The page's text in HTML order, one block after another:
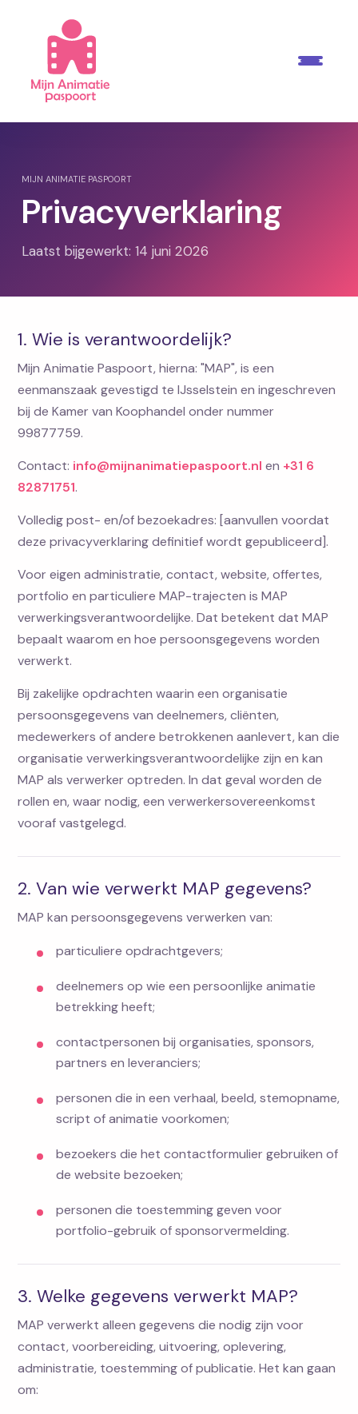
MIJN ANIMATIE PASPOORT
Privacyverklaring
Laatst bijgewerkt: 14 juni 2026
1. Wie is verantwoordelijk?
Mijn Animatie Paspoort, hierna: "MAP", is een
eenmanszaak gevestigd te IJsselstein en ingeschreven
bij de Kamer van Koophandel onder nummer
99877759.
Contact: info@mijnanimatiepaspoort.nl en +31 6
82871751.
Volledig post- en/of bezoekadres: [aanvullen voordat
deze privacyverklaring definitief wordt gepubliceerd].
Voor eigen administratie, contact, website, offertes,
portfolio en particuliere MAP-trajecten is MAP
verwerkingsverantwoordelijke. Dat betekent dat MAP
bepaalt waarom en hoe persoonsgegevens worden
verwerkt.
Bij zakelijke opdrachten waarin een organisatie
persoonsgegevens van deelnemers, cliënten,
medewerkers of andere betrokkenen aanlevert, kan die
organisatie verwerkingsverantwoordelijke zijn en kan
MAP als verwerker optreden. In dat geval worden de
rollen en, waar nodig, een verwerkersovereenkomst
vooraf vastgelegd.
2. Van wie verwerkt MAP gegevens?
MAP kan persoonsgegevens verwerken van:
particuliere opdrachtgevers;
deelnemers op wie een persoonlijke animatie
betrekking heeft;
contactpersonen bij organisaties, sponsors,
partners en leveranciers;
personen die in een verhaal, beeld, stemopname,
script of animatie voorkomen;
bezoekers die het contactformulier gebruiken of
de website bezoeken;
personen die toestemming geven voor
portfolio-gebruik of sponsorvermelding.
3. Welke gegevens verwerkt MAP?
MAP verwerkt alleen gegevens die nodig zijn voor
contact, voorbereiding, uitvoering, oplevering,
administratie, toestemming of publicatie. Het kan gaan
om: